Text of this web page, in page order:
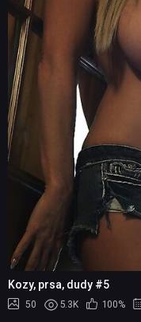
Kozy, prsa, dudy #5
50 5.3K 100%